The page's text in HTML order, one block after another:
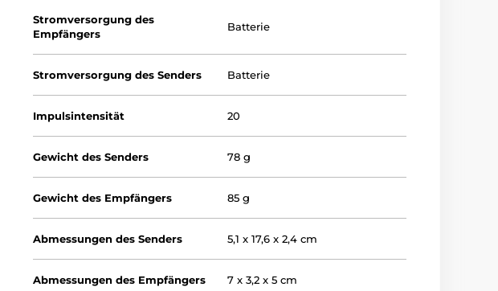
Stromversorgung des
Empfängers
Batterie
Stromversorgung des Senders Batterie
Impulsintensität 20
Gewicht des Senders 78 g
Gewicht des Empfängers 85 g
Abmessungen des Senders 5,1 x 17,6 x 2,4 cm
Abmessungen des Empfängers 7 x 3,2 x 5 cm